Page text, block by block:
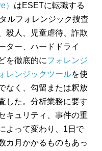
） はESETに転職する
ルフォレンジック捜査
殺人、児童虐待、詐欺
ター、ハードドライ
を徹底的にフォレンジ
レンジックツールを使
なく、勾留または釈放
した。分析業務に要す
キュリティ、事件の重
よって変わり、1日で
カ月かかるものもあっ